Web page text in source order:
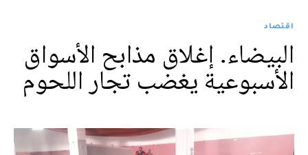
اقتصاد
البيضاء. إغلاق مذابح الأسواق
الأسبوعية يغضب تجار اللحوم